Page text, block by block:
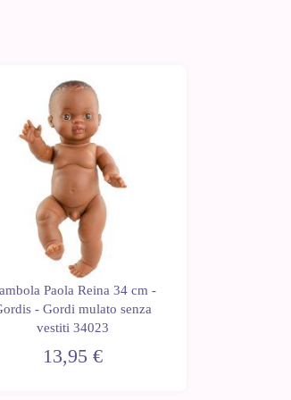
Paola Reina 34 cm -
- Gordi mulato senza
vestiti 34023
13,95 €